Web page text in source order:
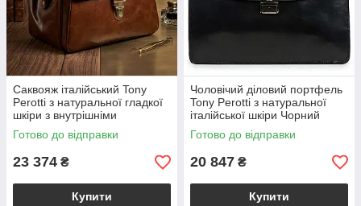
Саквояж італійський Tony
Perotti з натуральної гладкої
шкіри з внутрішніми
кишенями Коньячний Italico
8051 (BS90625)
Готово до відправки
23 374 ₴
Купити
Чоловічий діловий портфель
Tony Perotti з натуральної
італійської шкіри Чорний
Italico 8008/40 (BS90375)
Готово до відправки
20 847 ₴
Купити